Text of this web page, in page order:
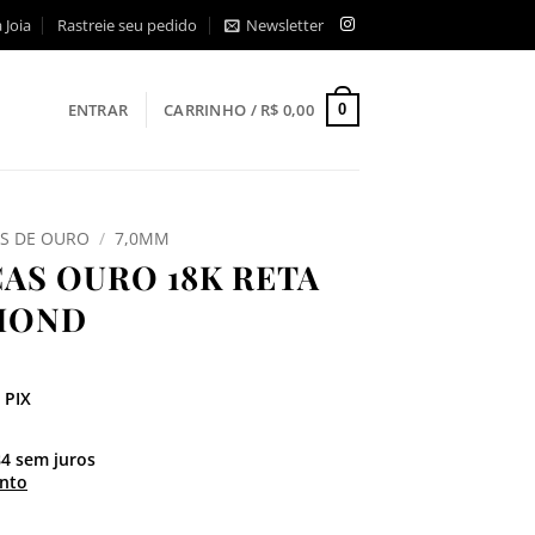
Joia Rastreie seu pedido Newsletter
ENTRAR CARRINHO / R$ 0,00 0
DE OURO / 7,0MM
OURO 18K RETA
sem juros